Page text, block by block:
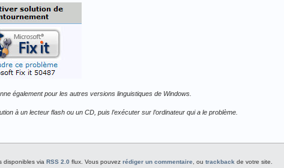
également pour les autres versions linguistiques de Windows.
à un lecteur flash ou un CD, puis l’exécuter sur l’ordinateur qui a le problème.
disponibles via RSS 2.0 flux. Vous pouvez rédiger un commentaire, ou trackback de votre site.